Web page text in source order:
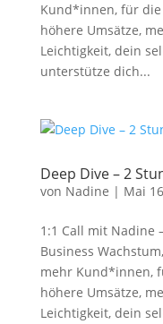
Kund*innen, für
höhere Umsätze,
Leichtigkeit, dein
unterstütze dich...
Deep Dive – 2
von Nadine | Mai
1:1 Call mit Nadine
Business
mehr Kund*innen,
höhere Umsätze,
Leichtigkeit, dein